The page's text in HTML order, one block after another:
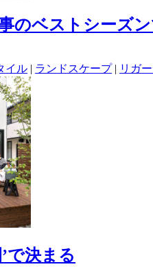
のベストシーズ
イル | ランドスケープ| リガ
で決まる